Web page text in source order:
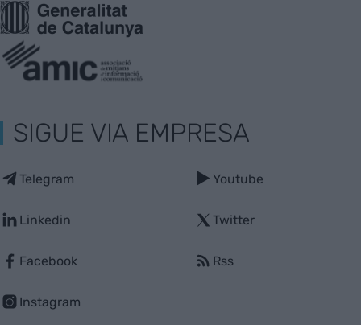
SIGUE VIA EMPRESA
Telegram
Linkedin
Facebook
Instagram
Youtube
Twitter
Rss